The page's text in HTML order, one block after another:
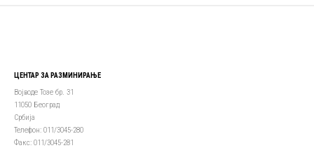
ЦЕНТАР ЗА РАЗМИНИРАЊЕ
Војводе Тозе бр. 31
11050 Београд
Србија
Телефон: 011/3045-280
Факс: 011/3045-281